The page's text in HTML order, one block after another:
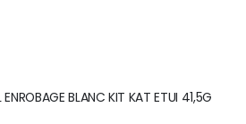
BLANC KIT KAT ETUI 41,5G